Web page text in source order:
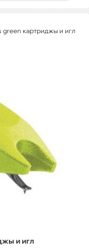
green картриджы и игл
и игл